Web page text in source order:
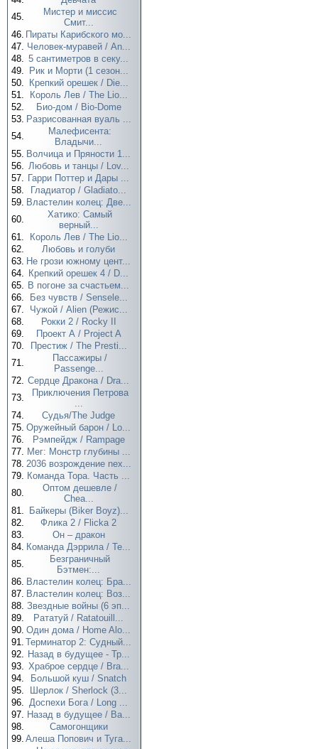
45.
Мистер и миссис
Смит...
46. Пираты Карибского мо...
47. Человек-муравей / An...
48. 5 сантиметров в секу...
49.
Рик и Морти (1 сезон...
50.
Крепкий орешек / Die...
51.
Король Лев / The Lio...
52.
Био-дом / Bio-Dome
53. Разрисованная вуаль ...
54.
Малефисента:
Владычи...
55. Волчица и Пряности 1...
56. Любовь и танцы / Lov...
57. Гарри Поттер и Дары ...
58.
Гладиатор / Gladiato...
59. Властелин колец: Две...
60.
Хатико: Самый
верный...
61.
Король Лев / The Lio...
62.
Любовь и голуби
63. Не грози южному цент...
64. Крепкий орешек 4 / D...
65. В погоне за счастьем...
66.
Без чувств / Sensele...
67.
Чужой / Alien (Режис...
68.
Рокки 2 / Rocky II
69.
Проект А / Project A
70.
Престиж / The Presti...
71.
Пассажиры /
Passenge...
72. Сердце Дракона / Dra...
73.
Приключения Петрова
...
74.
Судья/The Judge
75. Оружейный барон / Lo...
76.
Рэмпейдж / Rampage
77. Мег: Монстр глубины ...
78. 2036 возрождение nex...
79. Команда Тора. Часть ...
80.
Оптом дешевле /
Chea...
81.
Байкеры (Biker Boyz)...
82.
Флика 2 / Flicka 2
83.
Он – дракон
84. Команда Дэррила / Te...
85.
Безграничный
Бэтмен:...
86. Властелин колец: Бра...
87. Властелин колец: Воз...
88. Звездные войны (6 эп...
89.
Рататуй / Ratatouill...
90. Один дома / Home Alo...
91. Терминатор 2: Судный...
92. Назад в будущее - Тр...
93. Храброе сердце / Bra...
94.
Большой куш / Snatch
95.
Шерлок / Sherlock (3...
96. Доспехи Бога / Long ...
97. Назад в будущее / Ba...
98.
Самогонщики
99. Алеша Попович и Туга...